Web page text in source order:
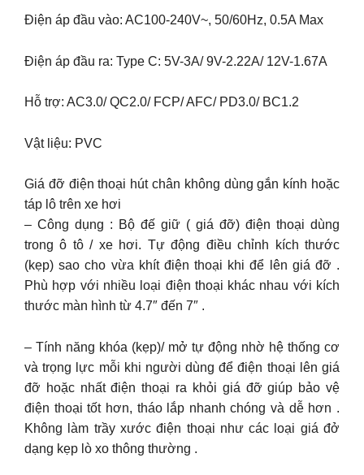
Điện áp đầu vào: AC100-240V~, 50/60Hz, 0.5A Max
Điện áp đầu ra: Type C: 5V-3A/ 9V-2.22A/ 12V-1.67A
Hỗ trợ: AC3.0/ QC2.0/ FCP/ AFC/ PD3.0/ BC1.2
Vật liệu: PVC
Giá đỡ điện thoại hút chân không dùng gắn kính hoặc
táp lô trên xe hơi
– Công dụng : Bộ đế giữ ( giá đỡ) điện thoại dùng
trong ô tô / xe hơi. Tự động điều chỉnh kích thước
(kẹp) sao cho vừa khít điện thoại khi để lên giá đỡ .
Phù hợp với nhiều loại điện thoại khác nhau với kích
thước màn hình từ 4.7″ đến 7″ .
– Tính năng khóa (kẹp)/ mở tự động nhờ hệ thống cơ
và trọng lực mỗi khi người dùng để điện thoại lên giá
đỡ hoặc nhất điện thoại ra khỏi giá đỡ giúp bảo vệ
điện thoại tốt hơn, tháo lắp nhanh chóng và dễ hơn .
Không làm trầy xước điện thoại như các loại giá đở
dạng kẹp lò xo thông thường .